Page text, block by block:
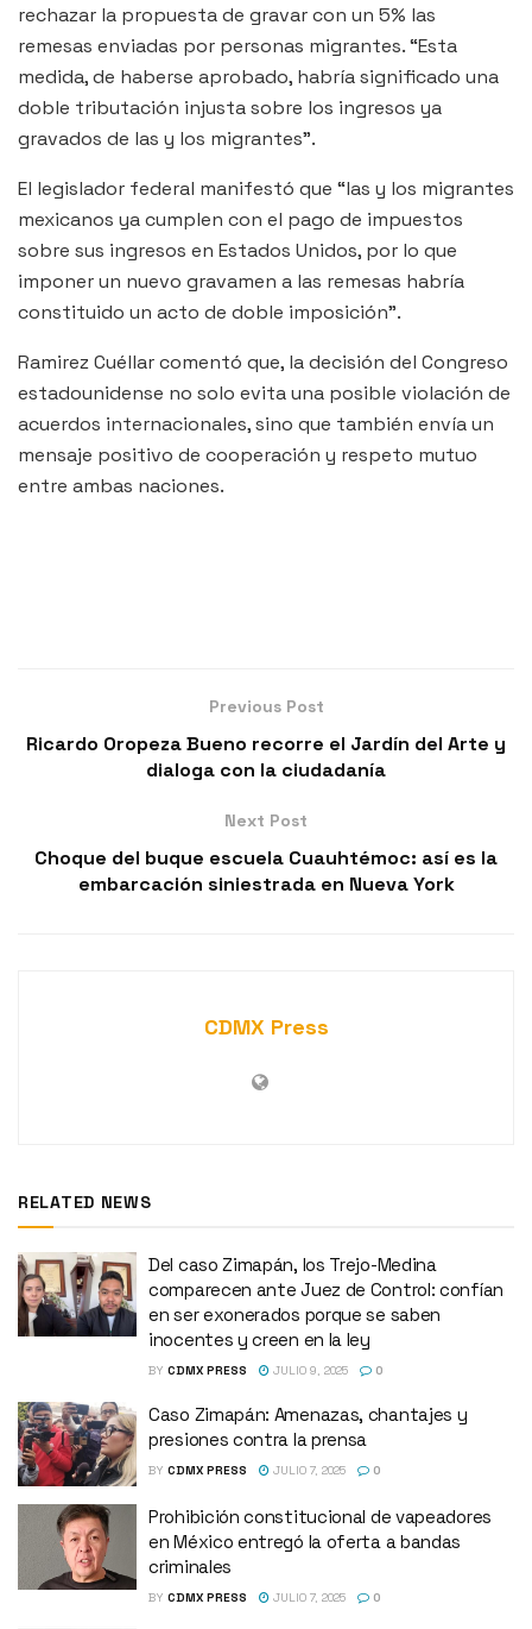
rechazar la propuesta de gravar con un 5% las
remesas enviadas por personas migrantes. “Esta
medida, de haberse aprobado, habría significado una
doble tributación injusta sobre los ingresos ya
gravados de las y los migrantes”.
El legislador federal manifestó que “las y los migrantes
mexicanos ya cumplen con el pago de impuestos
sobre sus ingresos en Estados Unidos, por lo que
imponer un nuevo gravamen a las remesas habría
constituido un acto de doble imposición”.
Ramirez Cuéllar comentó que, la decisión del Congreso
estadounidense no solo evita una posible violación de
acuerdos internacionales, sino que también envía un
mensaje positivo de cooperación y respeto mutuo
entre ambas naciones.
Previous Post
Ricardo Oropeza Bueno recorre el Jardín del Arte y
dialoga con la ciudadanía
Next Post
Choque del buque escuela Cuauhtémoc: así es la
embarcación siniestrada en Nueva York
CDMX Press
RELATED NEWS
Del caso Zimapán, los Trejo-Medina
comparecen ante Juez de Control: confían
en ser exonerados porque se saben
inocentes y creen en la ley
BY CDMX PRESS JULIO 9, 2025 0
Caso Zimapán: Amenazas, chantajes y
presiones contra la prensa
BY CDMX PRESS JULIO 7, 2025 0
Prohibición constitucional de vapeadores
en México entregó la oferta a bandas
criminales
BY CDMX PRESS JULIO 7, 2025 0